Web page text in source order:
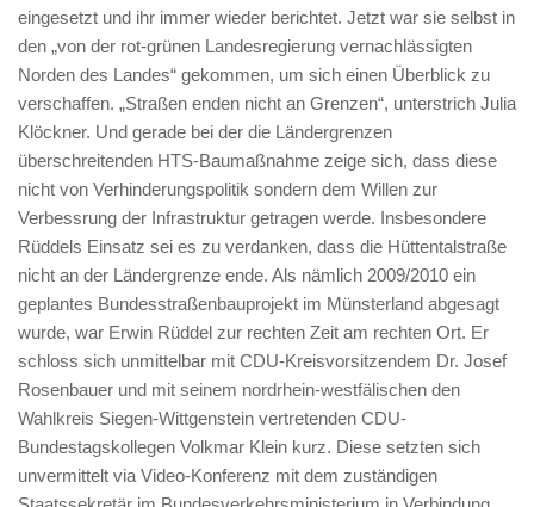
eingesetzt und ihr immer wieder berichtet. Jetzt war sie selbst in
den „von der rot-grünen Landesregierung vernachlässigten
Norden des Landes“ gekommen, um sich einen Überblick zu
verschaffen. „Straßen enden nicht an Grenzen“, unterstrich Julia
Klöckner. Und gerade bei der die Ländergrenzen
überschreitenden HTS-Baumaßnahme zeige sich, dass diese
nicht von Verhinderungspolitik sondern dem Willen zur
Verbessrung der Infrastruktur getragen werde. Insbesondere
Rüddels Einsatz sei es zu verdanken, dass die Hüttentalstraße
nicht an der Ländergrenze ende. Als nämlich 2009/2010 ein
geplantes Bundesstraßenbauprojekt im Münsterland abgesagt
wurde, war Erwin Rüddel zur rechten Zeit am rechten Ort. Er
schloss sich unmittelbar mit CDU-Kreisvorsitzendem Dr. Josef
Rosenbauer und mit seinem nordrhein-westfälischen den
Wahlkreis Siegen-Wittgenstein vertretenden CDU-
Bundestagskollegen Volkmar Klein kurz. Diese setzten sich
unvermittelt via Video-Konferenz mit dem zuständigen